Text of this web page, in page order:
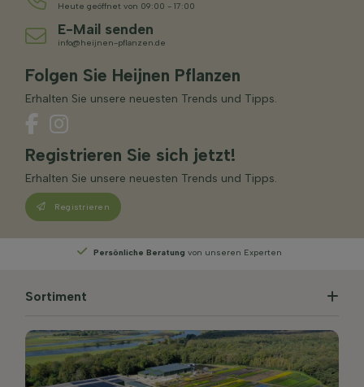
Heute geöffnet von 09:00 - 17:00
E-Mail senden
info@heijnen-pflanzen.de
Folgen Sie Heijnen Pflanzen
Erhalten Sie unsere neuesten Trends und Tipps.
Registrieren Sie sich jetzt!
Erhalten Sie unsere neuesten Trends und Tipps.
Registrieren
WählenSie Ihre Lieferwoche
Sortiment